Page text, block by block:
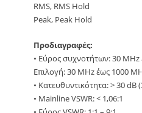
RMS, RMS Hold
Peak, Peak Hold
Προδιαγραφές:
• Εύρος συχνοτήτων: 30
Επιλογή: 30 MHz έως 1000
• Κατευθυντικότητα: > 30
• Mainline VSWR: < 1,06:1